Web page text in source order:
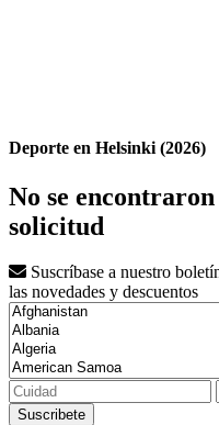
Deporte en Helsinki (2026)
No se
solicitud
Suscríbase a nuestro
las novedades y descuentos
Suscribete